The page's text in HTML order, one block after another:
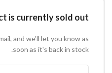
is currently sold out.
and we'll let you know as
soon as it's back in stock.